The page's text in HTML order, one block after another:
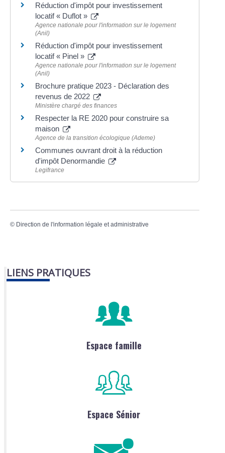
Réduction d'impôt pour investissement
locatif « Duflot »
Agence nationale pour l'information sur le logement
(Anil)
Réduction d'impôt pour investissement
locatif « Pinel »
Agence nationale pour l'information sur le logement
(Anil)
Brochure pratique 2023 - Déclaration des
revenus de 2022
Ministère chargé des finances
Respecter la RE 2020 pour construire sa
maison
Agence de la transition écologique (Ademe)
Communes ouvrant droit à la réduction
d'impôt Denormandie
Legifrance
© Direction de l'information légale et administrative
LIENS PRATIQUES
Espace famille
Espace Sénior